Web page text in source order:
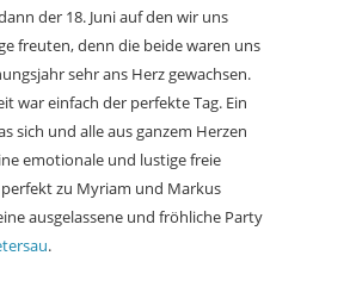
der 18. Juni auf den wir uns
freuten, denn die beide waren uns
sehr ans Herz gewachsen.
war einfach der perfekte Tag. Ein
sich und alle aus ganzem Herzen
emotionale und lustige freie
zu Myriam und Markus
ausgelassene und fröhliche Party
.